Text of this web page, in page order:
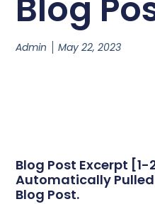
Admin May 22, 2023
Blog Post Excerpt [1-
Automatically Pulled
Blog Post.